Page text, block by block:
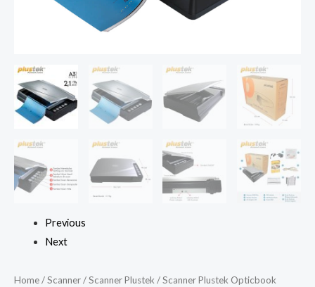
Previous
Next
Home/Scanner/Scanner Plustek/ Scanner Plustek Opticbook